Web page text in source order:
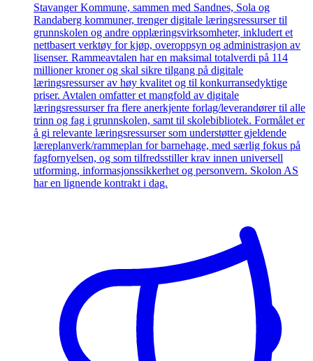
Stavanger Kommune, sammen med Sandnes, Sola og
Randaberg kommuner, trenger digitale læringsressurser til
grunnskolen og andre opplæringsvirksomheter, inkludert et
nettbasert verktøy for kjøp, overoppsyn og administrasjon av
lisenser. Rammeavtalen har en maksimal totalverdi på 114
millioner kroner og skal sikre tilgang på digitale
læringsressurser av høy kvalitet og til konkurransedyktige
priser. Avtalen omfatter et mangfold av digitale
læringsressurser fra flere anerkjente forlag/leverandører til alle
trinn og fag i grunnskolen, samt til skolebibliotek. Formålet er
å gi relevante læringsressurser som understøtter gjeldende
læreplanverk/rammeplan for barnehage, med særlig fokus på
fagfornyelsen, og som tilfredsstiller krav innen universell
utforming, informasjonssikkerhet og personvern. Skolon AS
har en lignende kontrakt i dag.